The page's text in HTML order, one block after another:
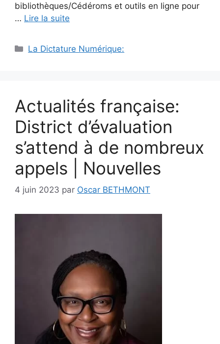
bibliothèques/Cédéroms et outils en ligne pour
… Lire la suite
Catégories
La Dictature Numérique:
Actualités française:
District d’évaluation
s’attend à de nombreux
appels | Nouvelles
4 juin 2023 par Oscar BETHMONT